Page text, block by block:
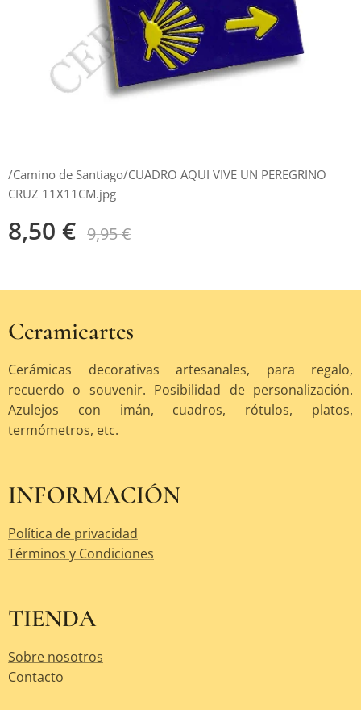
/Camino de Santiago/CUADRO AQUI VIVE UN PEREGRINO
CRUZ 11X11CM.jpg
8,50 € 9,95€
Ceramicartes
Cerámicas decorativas artesanales, para regalo,
recuerdo o souvenir. Posibilidad de personalización.
Azulejos con imán, cuadros, rótulos, platos,
termómetros, etc.
INFORMACIÓN
Política de privacidad
Términos y Condiciones
TIENDA
Sobre nosotros
Contacto